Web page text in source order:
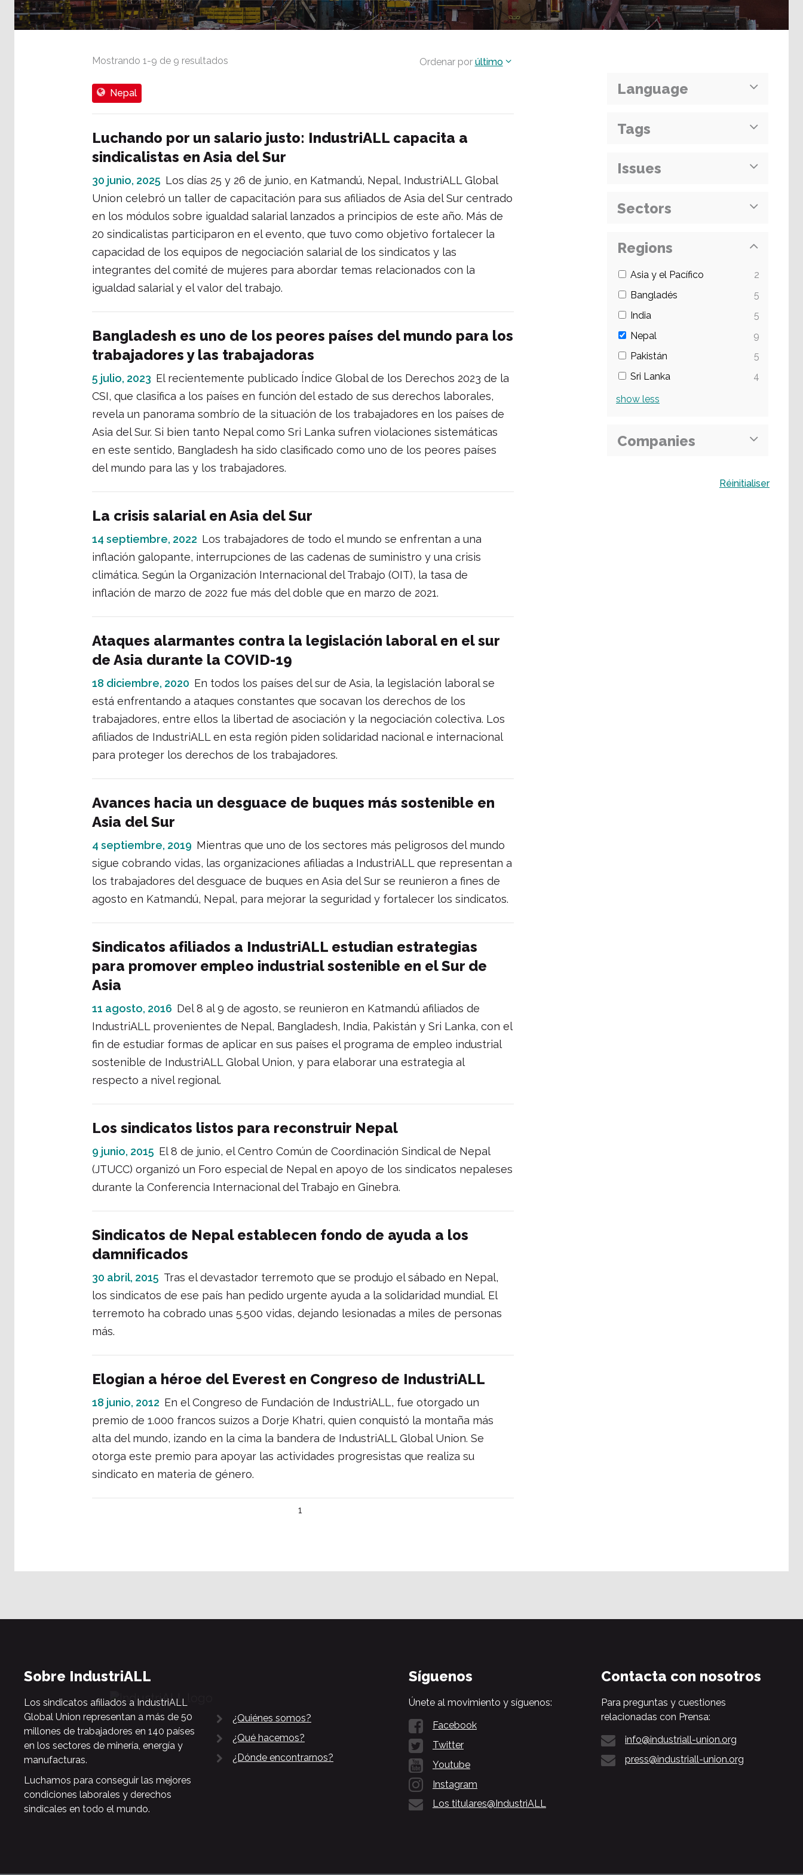
Mostrando 1-9 de 9 resultados Ordenar por último
Nepal
Luchando por un salario justo: IndustriALL capacita a
sindicalistas en Asia del Sur
30 junio, 2025 Los días 25 y 26 de junio, en Katmandú, Nepal, IndustriALL Global
Union celebró un taller de capacitación para sus afiliados de Asia del Sur centrado
en los módulos sobre igualdad salarial lanzados a principios de este año. Más de
20 sindicalistas participaron en el evento, que tuvo como objetivo fortalecer la
capacidad de los equipos de negociación salarial de los sindicatos y las
integrantes del comité de mujeres para abordar temas relacionados con la
igualdad salarial y el valor del trabajo.
Bangladesh es uno de los peores países del mundo para los
trabajadores y las trabajadoras
5 julio, 2023 El recientemente publicado Índice Global de los Derechos 2023 de la
CSI, que clasifica a los países en función del estado de sus derechos laborales,
revela un panorama sombrío de la situación de los trabajadores en los países de
Asia del Sur. Si bien tanto Nepal como Sri Lanka sufren violaciones sistemáticas
en este sentido, Bangladesh ha sido clasificado como uno de los peores países
del mundo para las y los trabajadores.
La crisis salarial en Asia del Sur
14 septiembre, 2022 Los trabajadores de todo el mundo se enfrentan a una
inflación galopante, interrupciones de las cadenas de suministro y una crisis
climática. Según la Organización Internacional del Trabajo (OIT), la tasa de
inflación de marzo de 2022 fue más del doble que en marzo de 2021.
Ataques alarmantes contra la legislación laboral en el sur
de Asia durante la COVID-19
18 diciembre, 2020 En todos los países del sur de Asia, la legislación laboral se
está enfrentando a ataques constantes que socavan los derechos de los
trabajadores, entre ellos la libertad de asociación y la negociación colectiva. Los
afiliados de IndustriALL en esta región piden solidaridad nacional e internacional
para proteger los derechos de los trabajadores.
Avances hacia un desguace de buques más sostenible en
Asia del Sur
4 septiembre, 2019 Mientras que uno de los sectores más peligrosos del mundo
sigue cobrando vidas, las organizaciones afiliadas a IndustriALL que representan a
los trabajadores del desguace de buques en Asia del Sur se reunieron a fines de
agosto en Katmandú, Nepal, para mejorar la seguridad y fortalecer los sindicatos.
Sindicatos afiliados a IndustriALL estudian estrategias
para promover empleo industrial sostenible en el Sur de
Asia
11 agosto, 2016 Del 8 al 9 de agosto, se reunieron en Katmandú afiliados de
IndustriALL provenientes de Nepal, Bangladesh, India, Pakistán y Sri Lanka, con el
fin de estudiar formas de aplicar en sus países el programa de empleo industrial
sostenible de IndustriALL Global Union, y para elaborar una estrategia al
respecto a nivel regional.
Los sindicatos listos para reconstruir Nepal
9 junio, 2015 El 8 de junio, el Centro Común de Coordinación Sindical de Nepal
(JTUCC) organizó un Foro especial de Nepal en apoyo de los sindicatos nepaleses
durante la Conferencia Internacional del Trabajo en Ginebra.
Sindicatos de Nepal establecen fondo de ayuda a los
damnificados
30 abril, 2015 Tras el devastador terremoto que se produjo el sábado en Nepal,
los sindicatos de ese país han pedido urgente ayuda a la solidaridad mundial. El
terremoto ha cobrado unas 5.500 vidas, dejando lesionadas a miles de personas
más.
Elogian a héroe del Everest en Congreso de IndustriALL
18 junio, 2012 En el Congreso de Fundación de IndustriALL, fue otorgado un
premio de 1.000 francos suizos a Dorje Khatri, quien conquistó la montaña más
alta del mundo, izando en la cima la bandera de IndustriALL Global Union. Se
otorga este premio para apoyar las actividades progresistas que realiza su
sindicato en materia de género.
1
Language
Tags
Issues
Sectors
Regions
Asia y el Pacífico
2
Bangladés
5
India
5
Nepal
9
Pakistán
5
Sri Lanka
4
show less
Companies
Réinitialiser
Sobre IndustriALL
Los sindicatos afiliados a IndustriALL
Global Union representan a más de 50
millones de trabajadores en 140 países
en los sectores de minería, energía y
manufacturas.
Luchamos para conseguir las mejores
condiciones laborales y derechos
sindicales en todo el mundo.
¿Quiénes somos?
¿Qué hacemos?
¿Dónde encontrarnos?
Síguenos
Únete al movimiento y síguenos:
Facebook
Twitter
Youtube
Instagram
Los titulares@IndustriALL
Contacta con nosotros
Para preguntas y cuestiones
relacionadas con Prensa:
info@industriall-union.org
press@industriall-union.org